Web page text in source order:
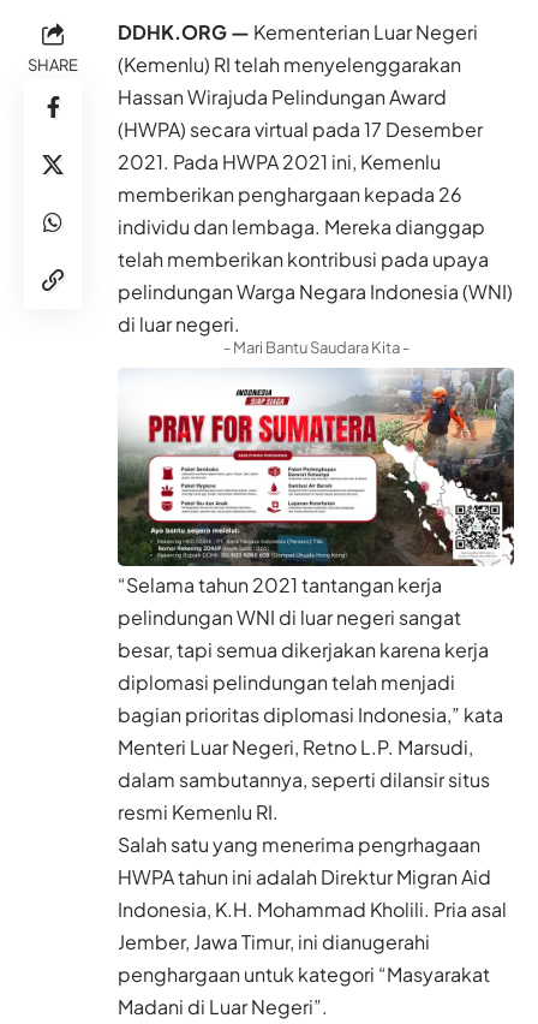
SHARE
DDHK.ORG — Kementerian Luar Negeri
(Kemenlu) RI telah menyelenggarakan
Hassan Wirajuda Pelindungan Award
(HWPA) secara virtual pada 17 Desember
2021. Pada HWPA 2021 ini, Kemenlu
memberikan penghargaan kepada 26
individu dan lembaga. Mereka dianggap
telah memberikan kontribusi pada upaya
pelindungan Warga Negara Indonesia (WNI)
di luar negeri.
- Mari Bantu Saudara Kita -
“Selama tahun 2021 tantangan kerja
pelindungan WNI di luar negeri sangat
besar, tapi semua dikerjakan karena kerja
diplomasi pelindungan telah menjadi
bagian prioritas diplomasi Indonesia,” kata
Menteri Luar Negeri, Retno L.P. Marsudi,
dalam sambutannya, seperti dilansir situs
resmi Kemenlu RI.
Salah satu yang menerima pengrhagaan
HWPA tahun ini adalah Direktur Migran Aid
Indonesia, K.H. Mohammad Kholili. Pria asal
Jember, Jawa Timur, ini dianugerahi
penghargaan untuk kategori “Masyarakat
Madani di Luar Negeri”.